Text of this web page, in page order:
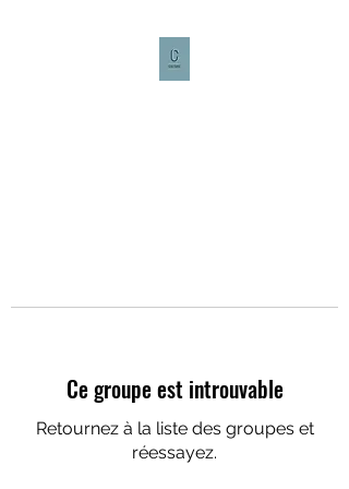
Ce groupe est introuvable
Retournez à la liste des groupes et
réessayez.